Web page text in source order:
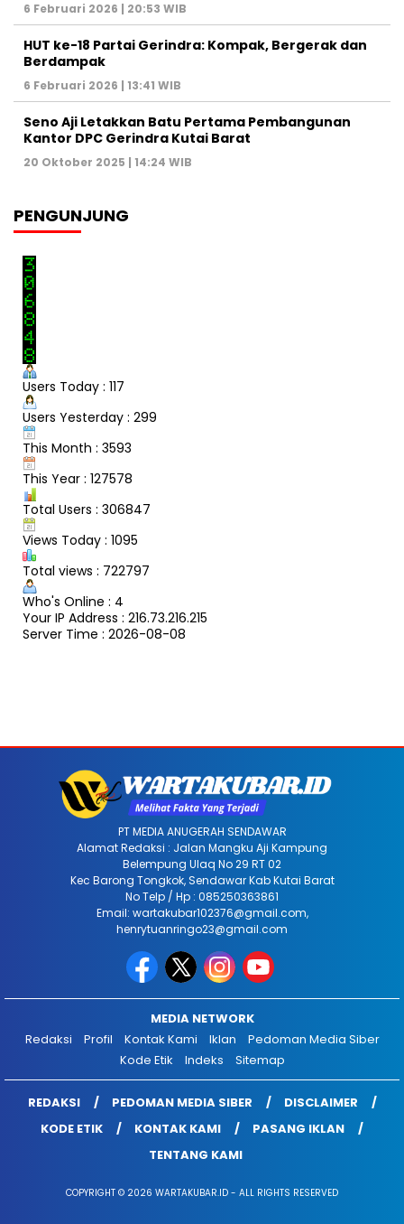
6 Februari 2026 | 20:53 WIB
HUT ke-18 Partai Gerindra: Kompak, Bergerak dan
Berdampak
6 Februari 2026 | 13:41 WIB
Seno Aji Letakkan Batu Pertama Pembangunan
Kantor DPC Gerindra Kutai Barat
20 Oktober 2025 | 14:24 WIB
PENGUNJUNG
Users Today : 117
Users Yesterday : 299
This Month : 3593
This Year : 127578
Total Users : 306847
Views Today : 1095
Total views : 722797
Who's Online : 4
Your IP Address : 216.73.216.215
Server Time : 2026-08-08
PT MEDIA ANUGERAH SENDAWAR
Alamat Redaksi : Jalan Mangku Aji Kampung
Belempung Ulaq No 29 RT 02
Kec Barong Tongkok, Sendawar Kab Kutai Barat
No Telp / Hp : 085250363861
Email: wartakubar102376@gmail.com,
henrytuanringo23@gmail.com
MEDIA NETWORK
Redaksi
Profil Kontak Kami Iklan
Pedoman Media Siber
Kode Etik
Indeks Sitemap
REDAKSI PEDOMAN MEDIA SIBER
DISCLAIMER
KODE ETIK
KONTAK KAMI
PASANG IKLAN
TENTANG KAMI
COPYRIGHT © 2026 WARTAKUBAR.ID - ALL RIGHTS RESERVED